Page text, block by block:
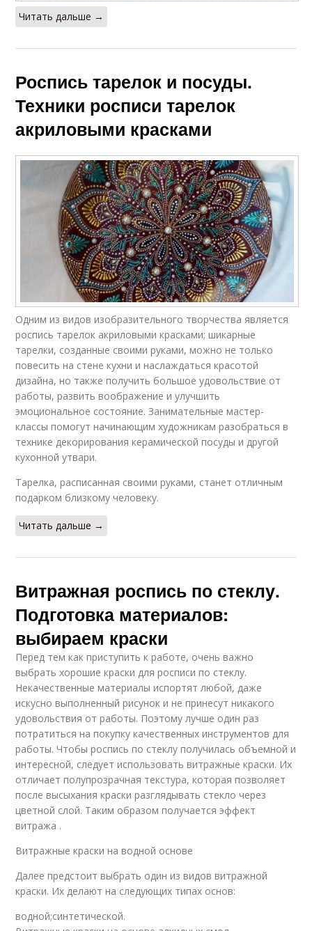
Читать дальше →
Роспись тарелок и посуды.
Техники росписи тарелок
акриловыми красками
Одним из видов изобразительного творчества является
роспись тарелок акриловыми красками; шикарные
тарелки, созданные своими руками, можно не только
повесить на стене кухни и наслаждаться красотой
дизайна, но также получить большое удовольствие от
работы, развить воображение и улучшить
эмоциональное состояние. Занимательные мастер-
классы помогут начинающим художникам разобраться в
технике декорирования керамической посуды и другой
кухонной утвари.
Тарелка, расписанная своими руками, станет отличным
подарком близкому человеку.
Читать дальше →
Витражная роспись по стеклу.
Подготовка материалов:
выбираем краски
Перед тем как приступить к работе, очень важно
выбрать хорошие краски для росписи по стеклу.
Некачественные материалы испортят любой, даже
искусно выполненный рисунок и не принесут никакого
удовольствия от работы. Поэтому лучше один раз
потратиться на покупку качественных инструментов для
работы. Чтобы роспись по стеклу получилась объемной и
интересной, следует использовать витражные краски. Их
отличает полупрозрачная текстура, которая позволяет
после высыхания краски разглядывать стекло через
цветной слой. Таким образом получается эффект
витража .
Витражные краски на водной основе
Далее предстоит выбрать один из видов витражной
краски. Их делают на следующих типах основ:
водной;синтетической.